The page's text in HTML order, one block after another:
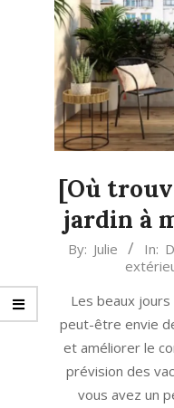
[Où
jardin à
2021-
By: Julie In:
Les beaux
peut-être envie
et améliorer le
prévision des
vous avez un